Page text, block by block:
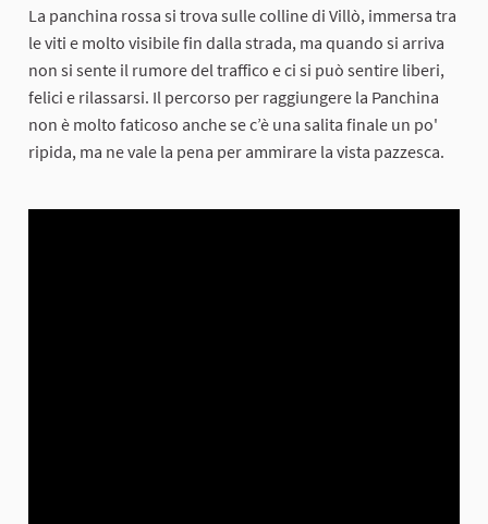
La panchina rossa si trova sulle colline di Villò, immersa tra
le viti e molto visibile fin dalla strada, ma quando si arriva
non si sente il rumore del traffico e ci si può sentire liberi,
felici e rilassarsi. Il percorso per raggiungere la Panchina
non è molto faticoso anche se c’è una salita finale un po'
ripida, ma ne vale la pena per ammirare la vista pazzesca.